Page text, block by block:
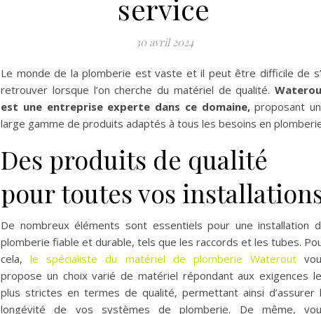
service
30 avril 2024
Le monde de la plomberie est vaste et il peut être difficile de
retrouver lorsque l’on cherche du matériel de qualité.
est une entreprise experte dans ce domaine,proposant
large gamme de produits adaptés à tous les besoins en
Des produits de qualité
pour toutes vos
De nombreux éléments sont essentiels pour une installation
plomberie fiable et durable, tels que les raccords et les tubes.
cela,le spécialiste du matériel de plomberie Waterout
propose un choix varié de matériel répondant aux exigences
plus strictes en termes de qualité, permettant ainsi d’assurer
longévité de vos systèmes de plomberie. De même,